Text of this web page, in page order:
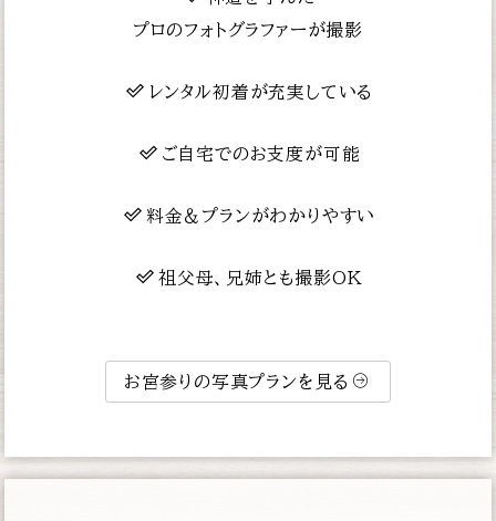
プロのフォトグラファーが撮影
レンタル初着が充実している
ご自宅でのお支度が可能
料金＆プランがわかりやすい
祖父母、兄姉とも撮影OK
お宮参りの写真プランを見る